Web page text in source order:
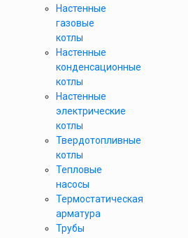
Настенные
газовые
котлы
Настенные
конденсационные
котлы
Настенные
электрические
котлы
Твердотопливные
котлы
Тепловые
насосы
Термостатическая
арматура
Трубы